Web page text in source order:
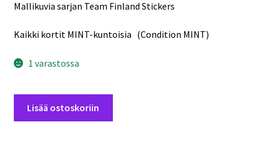
Mallikuvia sarjan Team Finland Stickers
Kaikki kortit MINT-kuntoisia (Condition MINT)
1 varastossa
Lisää ostoskoriin